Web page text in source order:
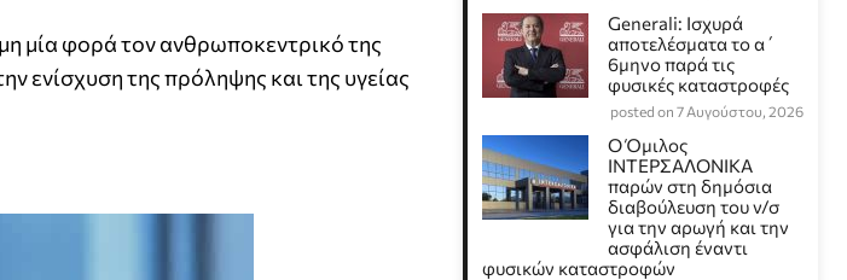
μία φορά τον ανθρωποκεντρικό της
ενίσχυση της πρόληψης και της υγείας
Generali: Ισχυρά
αποτελέσματα το α΄
6μηνο παρά τις
φυσικές καταστροφές
posted on 7 Αυγούστου, 2026
Ο Όμιλος
ΙΝΤΕΡΣΑΛΟΝΙΚΑ
παρών στη δημόσια
διαβούλευση του ν/σ
για την αρωγή και την
ασφάλιση έναντι
φυσικών καταστροφών